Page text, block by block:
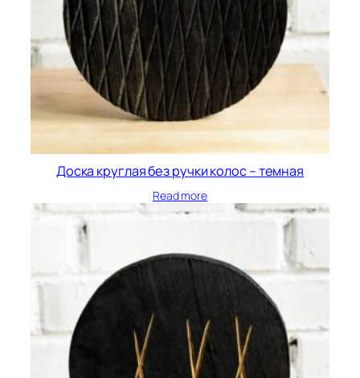
Доска круглая без ручки колос – темная
Read more